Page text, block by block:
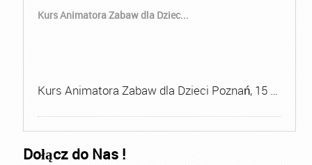
Kurs Animatora Zabaw dla Dziec...
Kurs Animatora Zabaw dla Dzieci Poznań, 15 …
Dołącz do Nas !